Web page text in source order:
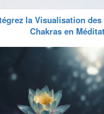
la Visualisation
Chakras en